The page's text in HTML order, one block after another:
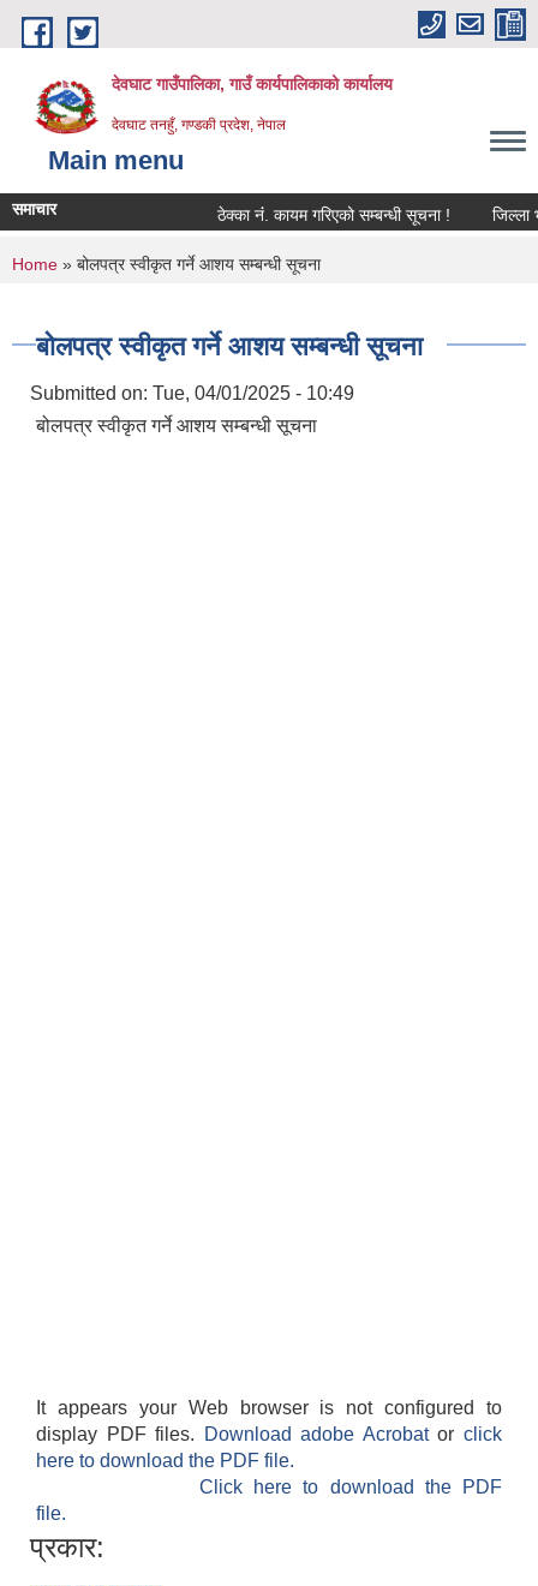
Skip to main content
देवघाट गाउँपालिका, गाउँ कार्यपालिकाको कार्यालय
देवघाट तनहुँ, गण्डकी प्रदेश, नेपाल
Main menu
समाचार ठेक्का नंं. कायम गरिएको सम्बन्धी सूचना ! जिल्ला
You are here
Home » बोलपत्र स्वीकृत गर्ने आशय सम्बन्धी सूचना
बोलपत्र स्वीकृत गर्ने आशय सम्बन्धी सूचना
Submitted on: Tue, 04/01/2025 - 10:49
बोलपत्र स्वीकृत गर्ने आशय सम्बन्धी सूचना
It appears your Web browser is not configured to
display PDF files.
Download adobe Acrobatorclick
here to download the PDF file.
Click here to download the PDF
file.
प्रकार: